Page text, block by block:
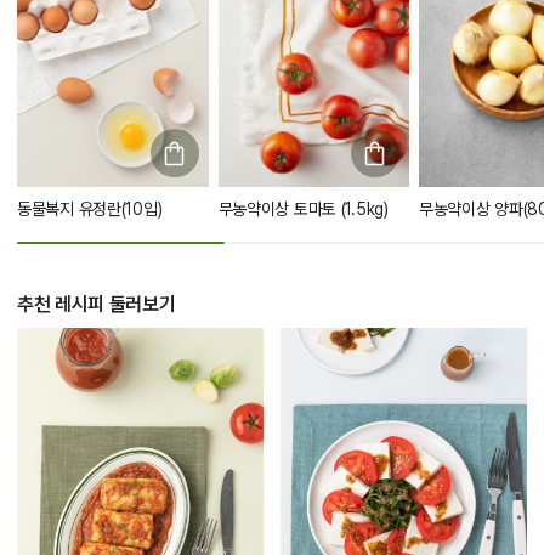
동물복지 유정란(10입) 무농약이상 토마토 (1.5kg) 무농약이상 양파
추천 레시피 둘러보기